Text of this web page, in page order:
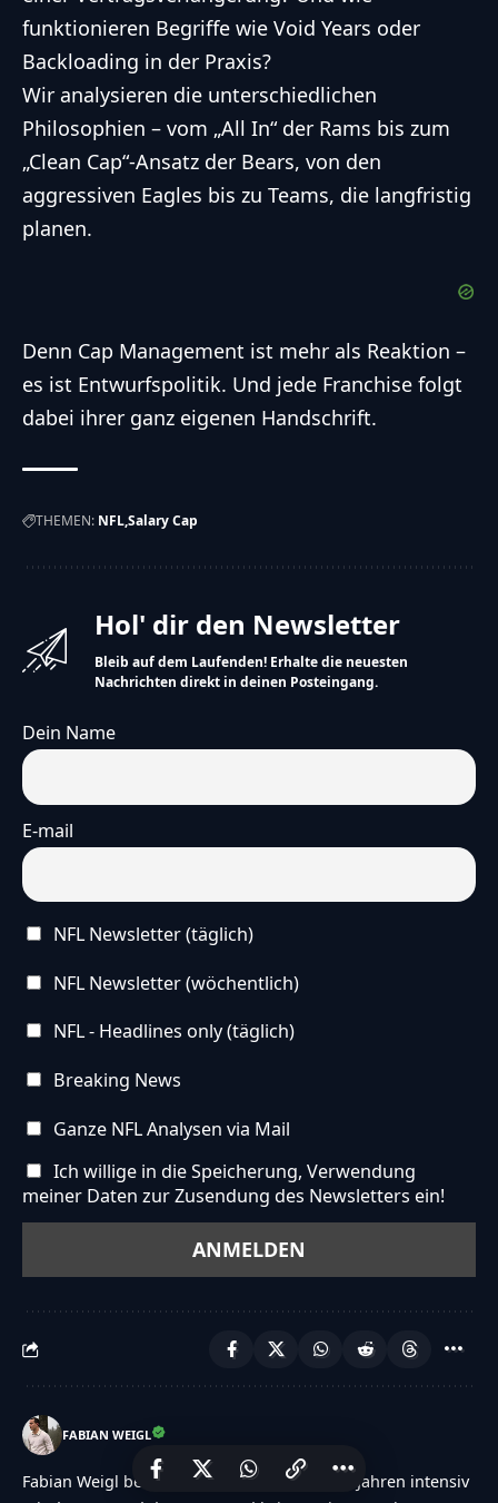
funktionieren Begriffe wie Void Years oder
Backloading in der Praxis?
Wir analysieren die unterschiedlichen
Philosophien – vom „All In“ der Rams bis zum
„Clean Cap“-Ansatz der Bears, von den
aggressiven Eagles bis zu Teams, die langfristig
planen.
Denn Cap Management ist mehr als Reaktion –
es ist Entwurfspolitik. Und jede Franchise folgt
dabei ihrer ganz eigenen Handschrift.
THEMEN: NFLSalary Cap
Hol' dir den Newsletter
Bleib auf dem Laufenden! Erhalte die neuesten
Nachrichten direkt in deinen Posteingang.
Dein Name
E-mail
NFL Newsletter (täglich)
NFL Newsletter (wöchentlich)
NFL - Headlines only (täglich)
Breaking News
Ganze NFL Analysen via Mail
Ich willige in die Speicherung, Verwendung
meiner Daten zur Zusendung des Newsletters ein!
FABIAN WEIGL
Fabian Weigl beschäftigt sich seit mehreren Jahren intensiv